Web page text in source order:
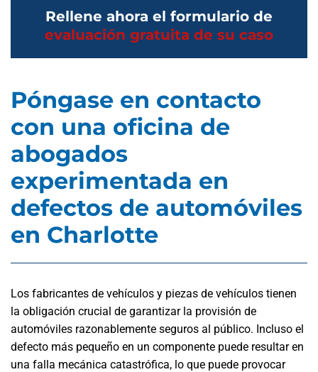
Rellene ahora el formulario de
evaluación gratuita de su caso
Póngase en contacto
con una oficina de
abogados
experimentada en
defectos de automóviles
en Charlotte
Los fabricantes de vehículos y piezas de vehículos tienen
la obligación crucial de garantizar la provisión de
automóviles razonablemente seguros al público. Incluso el
defecto más pequeño en un componente puede resultar en
una falla mecánica catastrófica, lo que puede provocar